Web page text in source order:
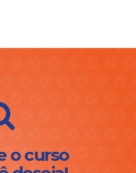
o curso